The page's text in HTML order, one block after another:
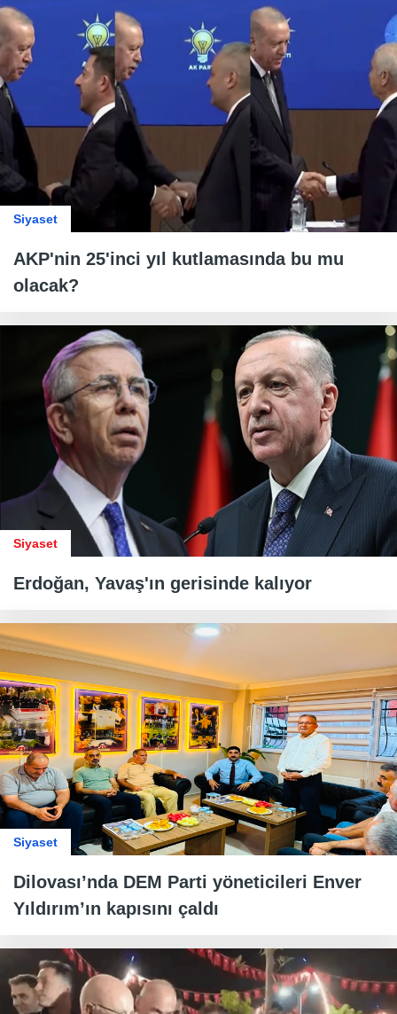
Siyaset
AKP'nin 25'inci yıl kutlamasında bu mu
olacak?
Siyaset
Erdoğan, Yavaş'ın gerisinde kalıyor
Siyaset
Dilovası’nda DEM Parti yöneticileri Enver
Yıldırım’ın kapısını çaldı